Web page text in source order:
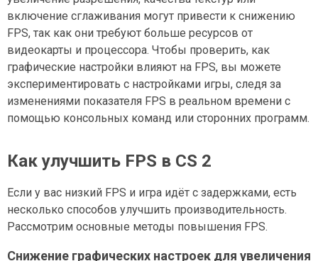
включение сглаживания могут привести к снижению
FPS, так как они требуют больше ресурсов от
видеокарты и процессора. Чтобы проверить, как
графические настройки влияют на FPS, вы можете
экспериментировать с настройками игры, следя за
изменениями показателя FPS в реальном времени с
помощью консольных команд или сторонних программ.
Как улучшить FPS в CS 2
Если у вас низкий FPS и игра идёт с задержками, есть
несколько способов улучшить производительность.
Рассмотрим основные методы повышения FPS.
Снижение графических настроек для увеличения